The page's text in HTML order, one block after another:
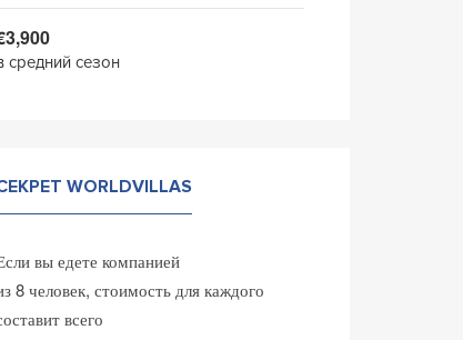
средний сезон
WORLDVILLAS
вы едете компанией
8 человек, стоимость для каждого
всего